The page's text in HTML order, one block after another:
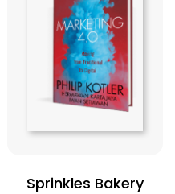
Sprinkles Bakery